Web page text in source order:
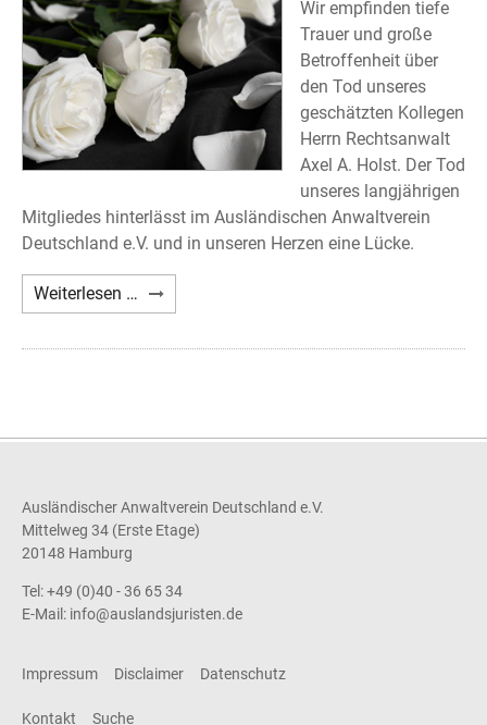
Wir empfinden tiefe
Trauer und große
Betroffenheit über
den Tod unseres
geschätzten Kollegen
Herrn Rechtsanwalt
Axel A. Holst. Der Tod
unseres langjährigen
Mitgliedes hinterlässt im Ausländischen Anwaltverein
Deutschland e.V. und in unseren Herzen eine Lücke.
Weiterlesen … Nachruf
Axel
A.
Ausländischer Anwaltverein Deutschland e.V.
Mittelweg 34 (Erste Etage)
20148 Hamburg
Tel: +49 (0)40 - 36 65 34
E-Mail: info@auslandsjuristen.de
Impressum Disclaimer Datenschutz
Kontakt Suche